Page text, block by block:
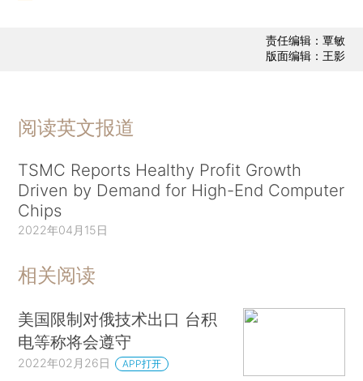
责任编辑：覃敏
版面编辑：王影
阅读英文报道
TSMC Reports Healthy Profit Growth
Driven by Demand for High-End Computer
Chips
2022年04月15日
相关阅读
美国限制对俄技术出口 台积
电等称将会遵守
2022年02月26日 APP打开